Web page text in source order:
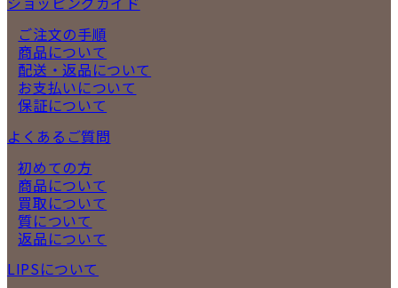
ご注文の手順
商品について
配送・返品について
お支払いについて
保証について
よくあるご質問
初めての方
商品について
買取について
質について
返品について
LIPSについて